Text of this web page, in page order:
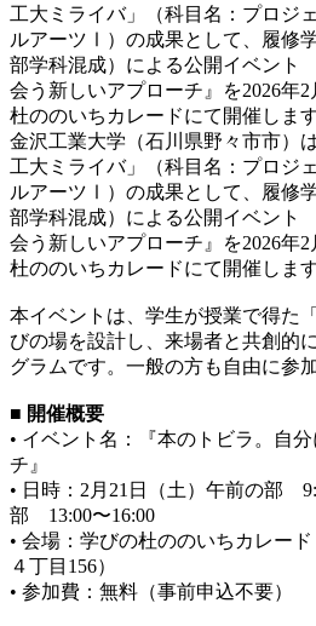
工大ミライバ」（科目名：プロジ
ルアーツⅠ）の成果として、履修
部学科混成）による公開イベント
会う新しいアプローチ』を2026年
杜ののいちカレードにて開催します
金沢工業大学（石川県野々市市）
工大ミライバ」（科目名：プロジ
ルアーツⅠ）の成果として、履修
部学科混成）による公開イベント
会う新しいアプローチ』を2026年
杜ののいちカレードにて開催します
本イベントは、学生が授業で得た
びの場を設計し、来場者と共創的
グラムです。一般の方も自由に参
■ 開催概要
• イベント名：『本のトビラ。自
チ』
• 日時：2月21日（土）午前の部
部 13:00〜16:00
• 会場：学びの杜ののいちカレー
４丁目156）
• 参加費：無料（事前申込不要）